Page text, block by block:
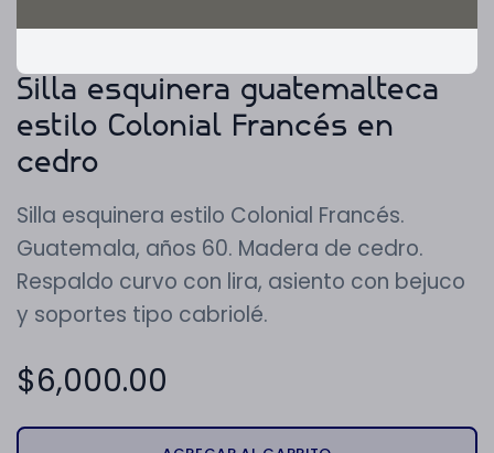
Silla esquinera guatemalteca
estilo Colonial Francés en
cedro
Silla esquinera estilo Colonial Francés.
Guatemala, años 60. Madera de cedro.
Respaldo curvo con lira, asiento con bejuco
y soportes tipo cabriolé.
$6,000.00